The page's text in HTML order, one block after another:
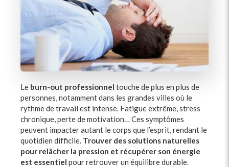
Le burn-out professionnel touche de plus en plus de
personnes, notamment dans les grandes villes où le
rythme de travail est intense. Fatigue extrême, stress
chronique, perte de motivation… Ces symptômes
peuvent impacter autant le corps que l’esprit, rendant le
quotidien difficile. Trouver des solutions naturelles
pour relâcher la pression et récupérer son énergie
est essentiel pour retrouver un équilibre durable.